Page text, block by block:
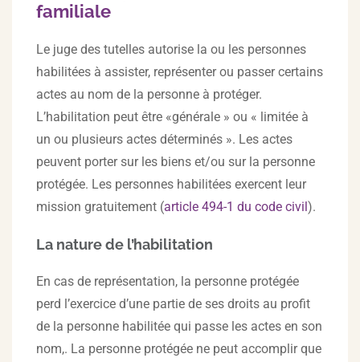
familiale
Le juge des tutelles autorise la ou les personnes
habilitées à assister, représenter ou passer certains
actes au nom de la personne à protéger.
L’habilitation peut être «générale » ou « limitée à
un ou plusieurs actes déterminés ». Les actes
peuvent porter sur les biens et/ou sur la personne
protégée. Les personnes habilitées exercent leur
mission gratuitement (article 494-1 du code civil).
La nature de l’habilitation
En cas de représentation, la personne protégée
perd l’exercice d’une partie de ses droits au profit
de la personne habilitée qui passe les actes en son
nom,. La personne protégée ne peut accomplir que